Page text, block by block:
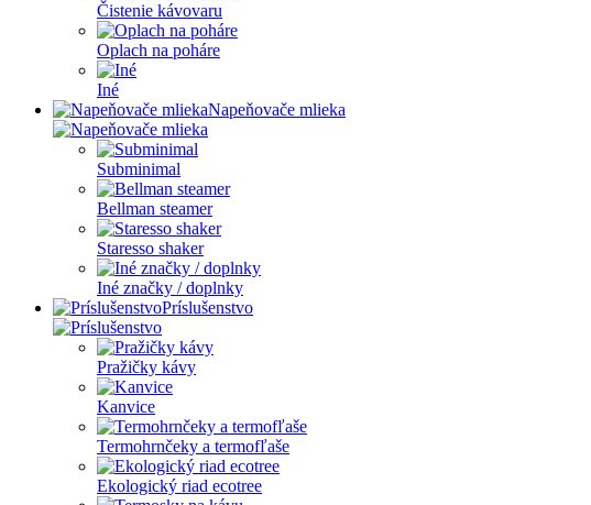
Čistenie kávovaru
Oplach na poháre
Iné
Napeňovače mlieka
Subminimal
Bellman steamer
Staresso shaker
Iné značky / doplnky
Príslušenstvo
Pražičky kávy
Kanvice
Termohrnčeky a termofľaše
Ekologický riad ecotree